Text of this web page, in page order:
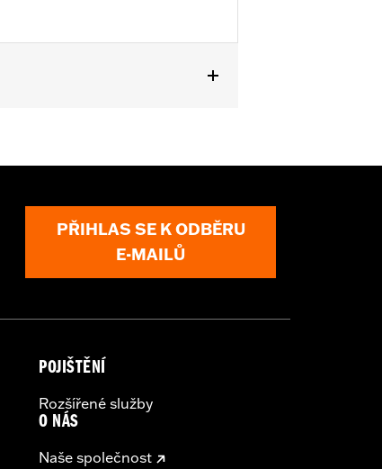
PŘIHLAS SE K ODBĚRU
E-MAILŮ
POJIŠTĚNÍ
Rozšířené služby
O NÁS
Naše společnost